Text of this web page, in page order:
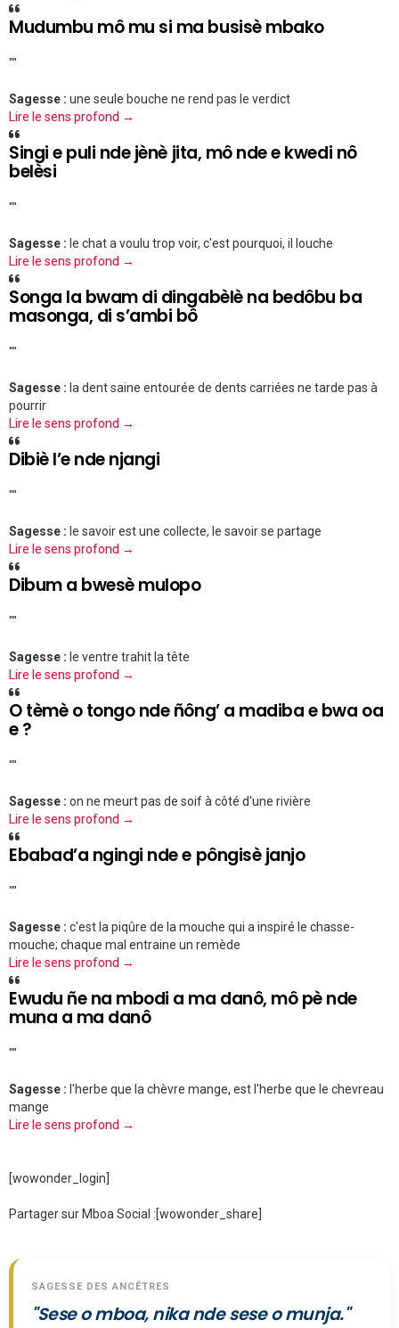
Mudumbu mô mu si ma busisè mbako
""
Sagesse : une seule bouche ne rend pas le verdict
Lire le sens profond →
Singi e puli nde jènè jita, mô nde e kwedi nô
belèsi
""
Sagesse : le chat a voulu trop voir, c'est pourquoi, il louche
Lire le sens profond →
Songa la bwam di dingabèlè na bedôbu ba
masonga, di s’ambi bô
""
Sagesse : la dent saine entourée de dents carriées ne tarde pas à
pourrir
Lire le sens profond →
Dibiè l’e nde njangi
""
Sagesse : le savoir est une collecte, le savoir se partage
Lire le sens profond →
Dibum a bwesè mulopo
""
Sagesse : le ventre trahit la tête
Lire le sens profond →
O tèmè o tongo nde ñông’ a madiba e bwa oa
e ?
""
Sagesse : on ne meurt pas de soif à côté d'une rivière
Lire le sens profond →
Ebabad’a ngingi nde e pôngisè janjo
""
Sagesse : c'est la piqûre de la mouche qui a inspiré le chasse-
mouche; chaque mal entraine un remède
Lire le sens profond →
Ewudu ñe na mbodi a ma danô, mô pè nde
muna a ma danô
""
Sagesse : l'herbe que la chèvre mange, est l'herbe que le chevreau
mange
Lire le sens profond →
[wowonder_login]
Partager sur Mboa Social :[wowonder_share]
SAGESSE DES ANCÊTRES
"Sese o mboa, nika nde sese o munja."